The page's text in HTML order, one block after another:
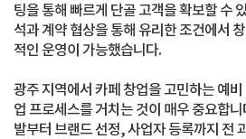
팅을 통해 빠르게 단골 고객을 확보할 수
석과 계약 협상을 통해 유리한 조건에서
적인 운영이 가능했습니다.
광주 지역에서 카페 창업을 고민하는 예
업 프로세스를 거치는 것이 매우 중요합
발부터 브랜드 선정, 사업자 등록까지 전